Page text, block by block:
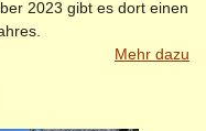
2023 gibt es dort einen
Mehr dazu